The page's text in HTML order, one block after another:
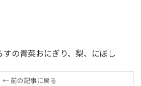
すの青菜おにぎり、梨、にぼし
← 前の記事に戻る